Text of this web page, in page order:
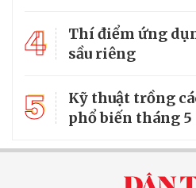
4
Thí điểm ứng
sầu riêng
5
Kỹ thuật trồng
phổ biến tháng 5